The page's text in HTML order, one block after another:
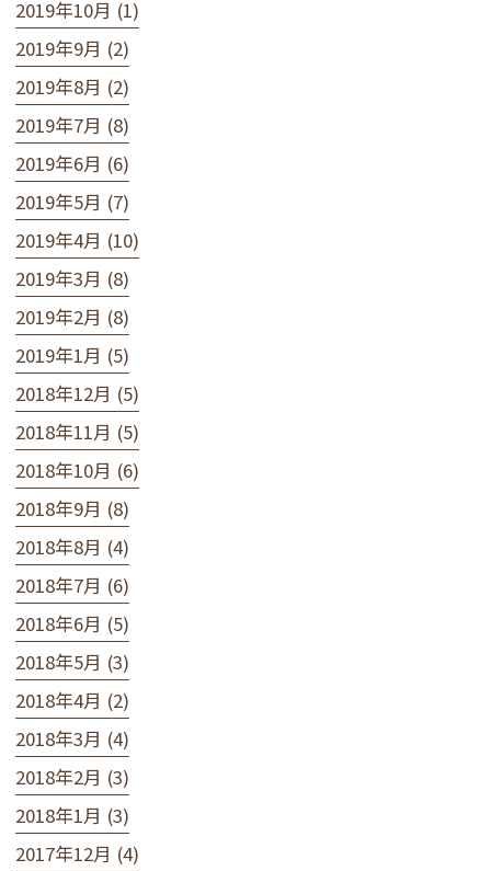
2019年10月 (1)
2019年9月 (2)
2019年8月 (2)
2019年7月 (8)
2019年6月 (6)
2019年5月 (7)
2019年4月 (10)
2019年3月 (8)
2019年2月 (8)
2019年1月 (5)
2018年12月 (5)
2018年11月 (5)
2018年10月 (6)
2018年9月 (8)
2018年8月 (4)
2018年7月 (6)
2018年6月 (5)
2018年5月 (3)
2018年4月 (2)
2018年3月 (4)
2018年2月 (3)
2018年1月 (3)
2017年12月 (4)